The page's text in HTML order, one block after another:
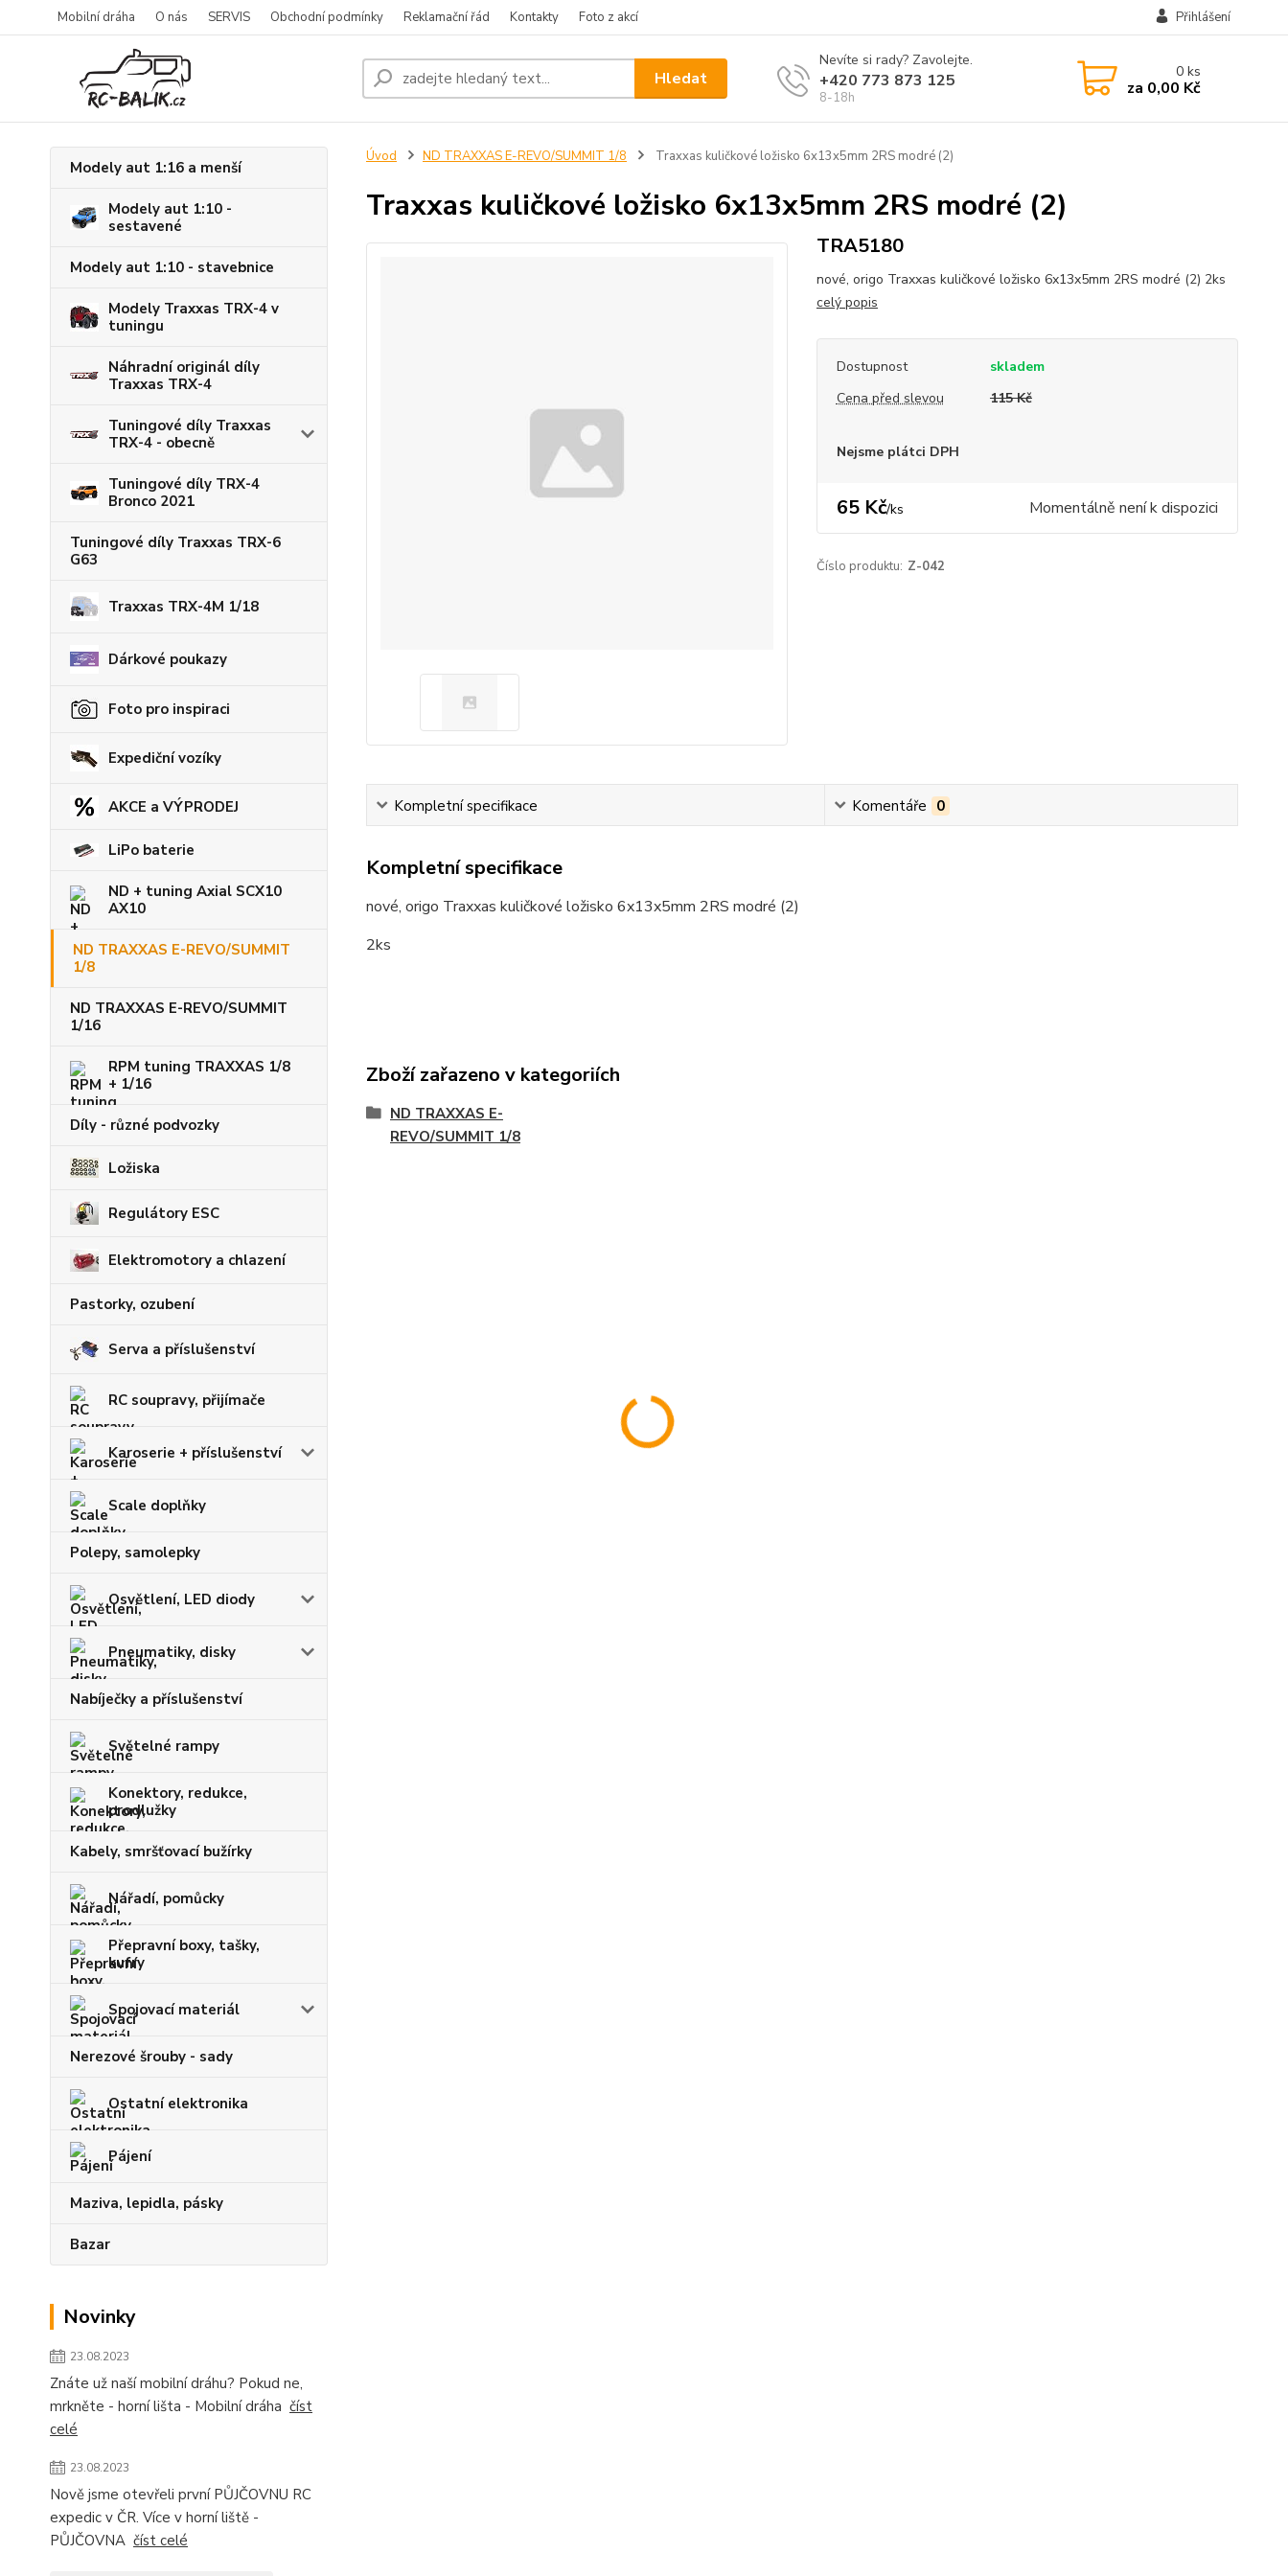
Mobilní dráha O nás SERVIS Obchodní podmínky Reklamační řád Kontakty Foto z akcí Přihlášení
Hledat
Nevíte si rady? Zavolejte.
+420 773 873 125
8-18h
0ks
za 0,00 Kč
Modely aut 1:16 a menší
Modely aut 1:10 -
sestavené
Modely aut 1:10 - stavebnice
Modely Traxxas TRX-4 v
tuningu
Náhradní originál díly
Traxxas TRX-4
Tuningové díly Traxxas
TRX-4 - obecně
Tuningové díly TRX-4
Bronco 2021
Tuningové díly Traxxas TRX-6
G63
Traxxas TRX-4M 1/18
Dárkové poukazy
Foto pro inspiraci
Expediční vozíky
AKCE a VÝPRODEJ
LiPo baterie
ND + tuning Axial SCX10
AX10
ND TRAXXAS E-REVO/SUMMIT
1/8
ND TRAXXAS E-REVO/SUMMIT
1/16
RPM tuning TRAXXAS 1/8
+ 1/16
Díly - různé podvozky
Ložiska
Regulátory ESC
Elektromotory a chlazení
Pastorky, ozubení
Serva a příslušenství
RC soupravy, přijímače
Karoserie + příslušenství
Scale doplňky
Polepy, samolepky
Osvětlení, LED diody
Pneumatiky, disky
Nabíječky a příslušenství
Světelné rampy
Konektory, redukce,
prodlužky
Kabely, smršťovací bužírky
Nářadí, pomůcky
Přepravní boxy, tašky,
kufry
Spojovací materiál
Nerezové šrouby - sady
Ostatní elektronika
Pájení
Maziva, lepidla, pásky
Bazar
Novinky
23.08.2023
Znáte už naší mobilní dráhu? Pokud ne,
mrkněte - horní lišta - Mobilní dráha číst
celé
23.08.2023
Nově jsme otevřeli první PŮJČOVNU RC
expedic v ČR. Více v horní liště -
PŮJČOVNA číst celé
Úvod ND TRAXXAS E-REVO/SUMMIT 1/8 Traxxas kuličkové ložisko 6x13x5mm 2RS modré (2)
Traxxas kuličkové ložisko 6x13x5mm 2RS modré (2)
TRA5180
nové, origo Traxxas kuličkové ložisko 6x13x5mm 2RS modré (2) 2ks
celý popis
Dostupnost
skladem
Cena před slevou
115 Kč
Nejsme plátci DPH
65 Kč/ks Momentálně není k dispozici
Číslo produktu: Z-042
Kompletní specifikace Komentáře 0
Kompletní specifikace
nové, origo Traxxas kuličkové ložisko 6x13x5mm 2RS modré (2)
2ks
Zboží zařazeno v kategoriích
ND TRAXXAS E-
REVO/SUMMIT 1/8